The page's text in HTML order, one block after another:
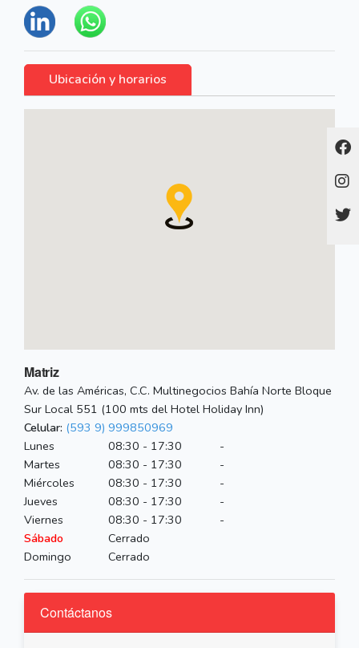
Ubicación y horarios
Matriz
Av. de las Américas, C.C. Multinegocios Bahía Norte Bloque
Sur Local 551 (100 mts del Hotel Holiday Inn)
Celular: (593 9) 999850969
Lunes
08:30 - 17:30
-
Martes
08:30 - 17:30
-
Miércoles
08:30 - 17:30
-
Jueves
08:30 - 17:30
-
Viernes
08:30 - 17:30
-
Sábado
Cerrado
Domingo
Cerrado
Contáctanos